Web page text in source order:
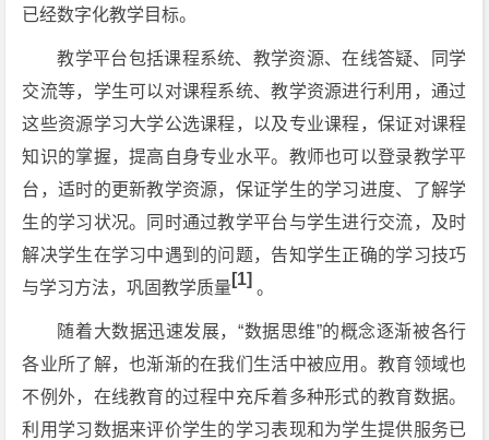
已经数字化教学目标。
教学平台包括课程系统、教学资源、在线答疑、同学
交流等，学生可以对课程系统、教学资源进行利用，通过
这些资源学习大学公选课程，以及专业课程，保证对课程
知识的掌握，提高自身专业水平。教师也可以登录教学平
台，适时的更新教学资源，保证学生的学习进度、了解学
生的学习状况。同时通过教学平台与学生进行交流，及时
解决学生在学习中遇到的问题，告知学生正确的学习技巧
与学习方法，巩固教学质量 [1] 。
随着大数据迅速发展，“数据思维”的概念逐渐被各行
各业所了解，也渐渐的在我们生活中被应用。教育领域也
不例外，在线教育的过程中充斥着多种形式的教育数据。
利用学习数据来评价学生的学习表现和为学生提供服务已